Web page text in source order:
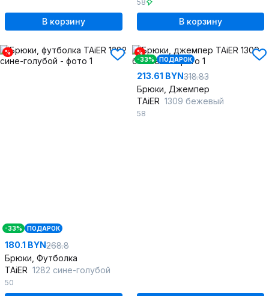
В корзину
58
В корзину
%
-33% ПОДАРОК
180.1 BYN268.8
Брюки, Футболка
TAiER 1282 сине-голубой
50
%
-33%
ПОДАРОК
213.61 BYN318.83
Брюки, Джемпер
TAiER 1309 бежевый
58